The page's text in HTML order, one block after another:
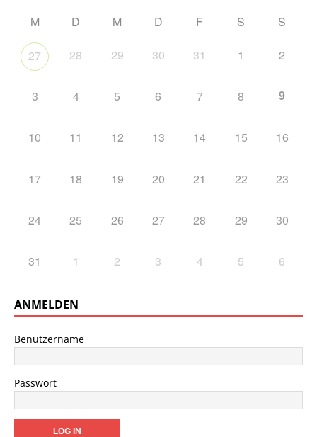
M D M D F S S
27 28 29 30 31 1 2
3 4 5 6 7 8 9
10 11 12 13 14 15 16
17 18 19 20 21 22 23
24 25 26 27 28 29 30
31 1 2 3 4 5 6
ANMELDEN
Benutzername
Passwort